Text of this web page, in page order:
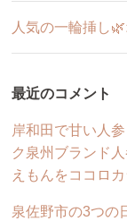
人気の一輪挿し
最近のコメント
岸和田で甘い人
ク泉州ブランド
えもんをココロカ
泉佐野市の3つの